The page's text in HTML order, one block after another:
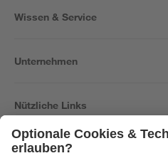
Wissen & Service
Unternehmen
Nützliche Links